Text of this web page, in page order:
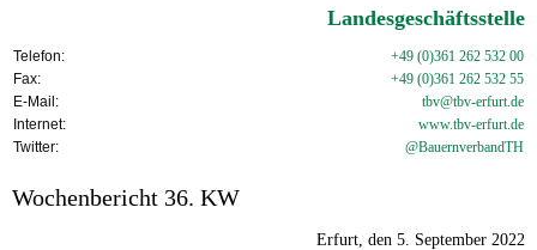
Landesgeschäftsstelle
Telefon:
+49 (0)361 262 532 00
Fax:
+49 (0)361 262 532 55
E-Mail:
tbv@tbv-erfurt.de
Internet:
www.tbv-erfurt.de
Twitter:
@BauernverbandTH
Wochenbericht 36. KW
Erfurt, den 5. September 2022